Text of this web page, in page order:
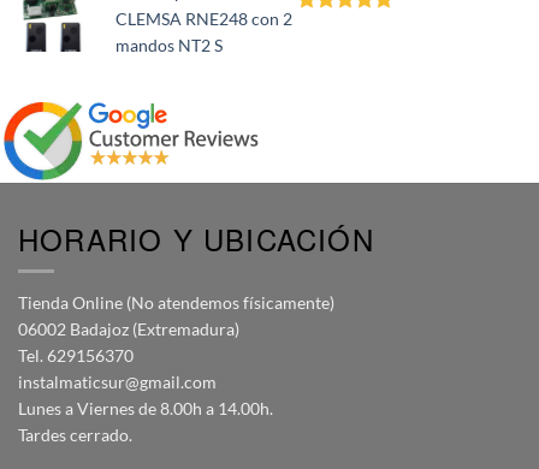
CLEMSA RNE248 con 2
mandos NT2 S
HORARIO Y UBICACIÓN
Tienda Online (No atendemos físicamente)
06002 Badajoz (Extremadura)
Tel. 629156370
instalmaticsur@gmail.com
Lunes a Viernes de 8.00h a 14.00h.
Tardes cerrado.